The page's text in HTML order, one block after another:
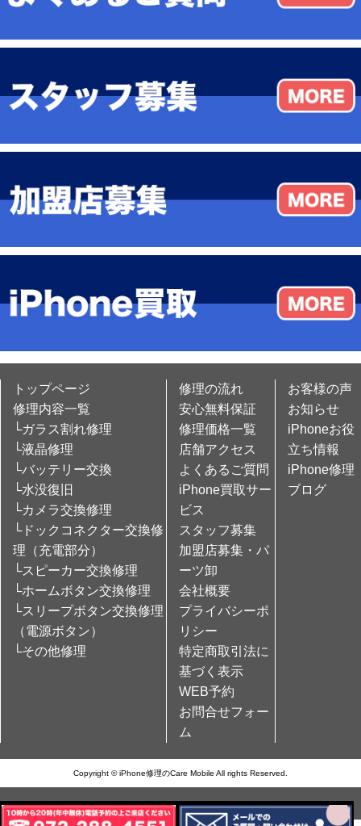
トップページ
修理内容一覧
└ガラス割れ修理
└液晶修理
└バッテリー交換
└水没復旧
└カメラ交換修理
└ドックコネクター交換修
理（充電部分）
└スピーカー交換修理
└ホームボタン交換修理
└スリープボタン交換修理
（電源ボタン）
└その他修理
修理の流れ
安心無料保証
修理価格一覧
店舗アクセス
よくあるご質問
iPhone買取サー
ビス
スタッフ募集
加盟店募集・パ
ーツ卸
会社概要
プライバシーポ
リシー
特定商取引法に
基づく表示
WEB予約
お問合せフォー
ム
お客様の声
お知らせ
iPhoneお役
立ち情報
iPhone修理
ブログ
Copyright © iPhone修理のCare Mobile All rights Reserved.